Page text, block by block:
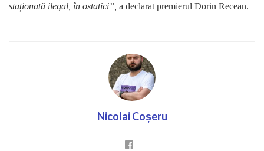
staționată ilegal, în ostatici”, a declarat premierul Dorin Recean.
Nicolai Coșeru